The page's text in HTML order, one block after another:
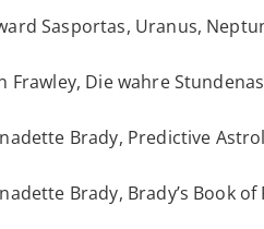
Sasportas, Uranus,
Frawley, Die wahre
Brady, Predictive
Brady, Brady’s Book of